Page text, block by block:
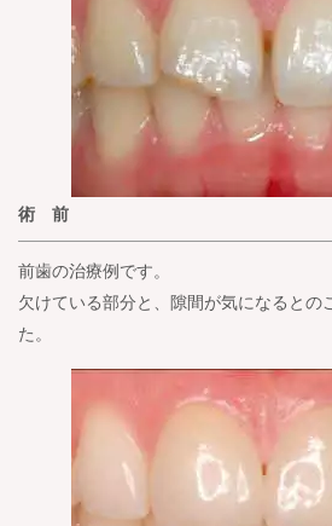
術 前
前歯の治療例です。
欠けている部分と、隙間が気になるとの
た。